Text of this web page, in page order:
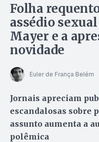
Folha
assédio
Mayer e a
novidade
Euler de França Belém
Jornais apreciam
escandalosas sobre
assunto aumenta a
polêmica